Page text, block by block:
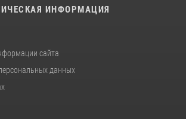
ИНФОРМАЦИЯ
сайта
данных